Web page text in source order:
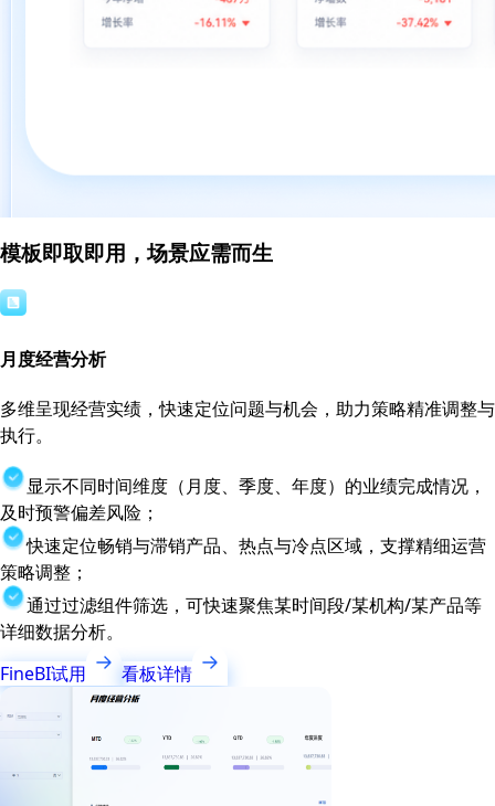
模板即取即用，场景应需而生
月度经营分析
多维呈现经营实绩，快速定位问题与机会，助力策略精准调整与
执行。
显示不同时间维度（月度、季度、年度）的业绩完成情况，
及时预警偏差风险；
快速定位畅销与滞销产品、热点与冷点区域，支撑精细运营
策略调整；
通过过滤组件筛选，可快速聚焦某时间段/某机构/某产品等
详细数据分析。
FineBI试用
看板详情